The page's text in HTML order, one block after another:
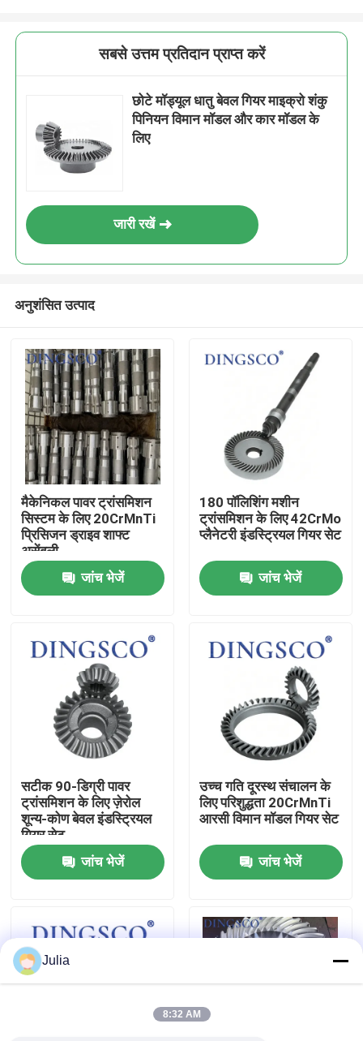
हमारे बारे में
फ़ैक्टरी टूर
गुणवत्ता नियंत्रण
हमसे संपर्क करें
समाचार
मामले
सबसे उत्तम प्रतिदान प्राप्त करें
छोटे मॉड्यूल धातु बेवल गियर माइक्रो शंकु
पिनियन विमान मॉडल और कार मॉडल के
लिए
जारी रखें
अनुशंसित उत्पाद
मैकेनिकल पावर ट्रांसमिशन
सिस्टम के लिए 20CrMnTi
प्रिसिजन ड्राइव शाफ्ट
असेंबली
जांच भेजें
180 पॉलिशिंग मशीन
ट्रांसमिशन के लिए 42CrMo
प्लैनेटरी इंडस्ट्रियल गियर सेट
जांच भेजें
सटीक 90-डिग्री पावर
ट्रांसमिशन के लिए ज़ेरोल
शून्य-कोण बेवल इंडस्ट्रियल
गियर सेट
जांच भेजें
उच्च गति दूरस्थ संचालन के
लिए परिशुद्धता 20CrMnTi
आरसी विमान मॉडल गियर सेट
जांच भेजें
Julia
8:32 AM